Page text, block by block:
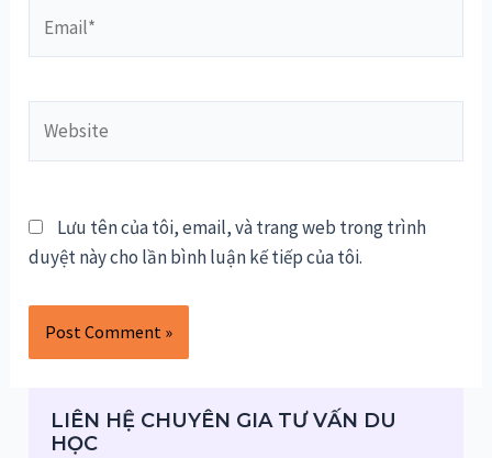
Lưu tên của tôi, email, và trang web trong trình
duyệt này cho lần bình luận kế tiếp của tôi.
LIÊN HỆ CHUYÊN GIA TƯ VẤN DU
HỌC